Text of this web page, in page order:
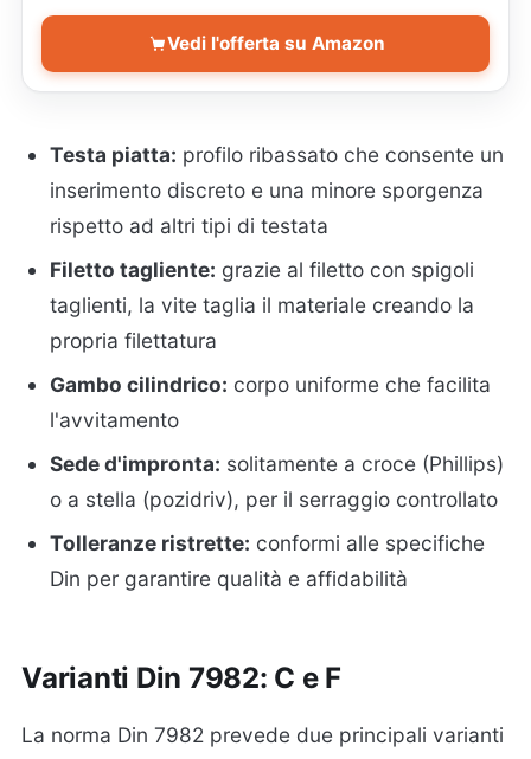
Vedi l'offerta su Amazon
Testa piatta: profilo ribassato che consente un
inserimento discreto e una minore sporgenza
rispetto ad altri tipi di testata
Filetto tagliente: grazie al filetto con spigoli
taglienti, la vite taglia il materiale creando la
propria filettatura
Gambo cilindrico: corpo uniforme che facilita
l'avvitamento
Sede d'impronta: solitamente a croce (Phillips)
o a stella (pozidriv), per il serraggio controllato
Tolleranze ristrette: conformi alle specifiche
Din per garantire qualità e affidabilità
Varianti Din 7982: C e F
La norma Din 7982 prevede due principali varianti